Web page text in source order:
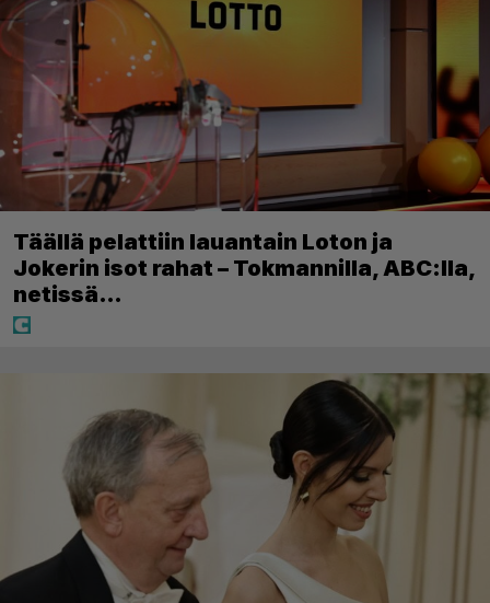
Täällä pelattiin lauantain Loton ja
Jokerin isot rahat – Tokmannilla, ABC:lla,
netissä…